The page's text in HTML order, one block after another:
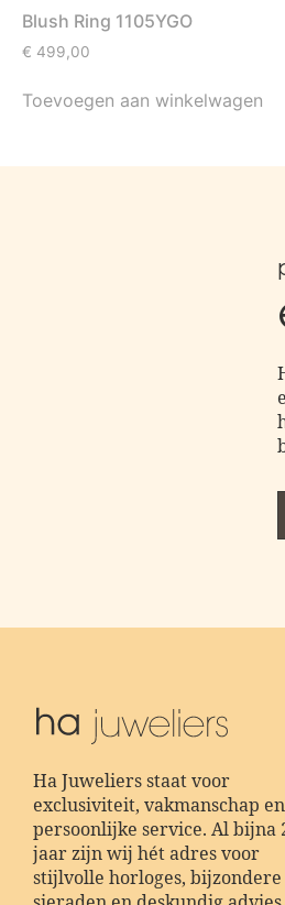
Blush Ring 1105YGO
€ 499,00
Toevoegen aan winkelwagen
Ha Juweliers staat voor
exclusiviteit, vakmanschap en
persoonlijke service. Al bijna
jaar zijn wij hét adres voor
stijlvolle horloges, bijzondere